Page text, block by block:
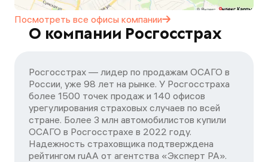
Посмотреть все офисы компании
О компании Росгосстрах
Росгосстрах — лидер по продажам ОСАГО в
России, уже 98 лет на рынке. У Росгосстраха
более 1500 точек продаж и 140 офисов
урегулирования страховых случаев по всей
стране. Более 3 млн автомобилистов купили
ОСАГО в Росгосстрахе в 2022 году.
Надежность страховщика подтверждена
рейтингом ruАА от агентства «Эксперт РА».